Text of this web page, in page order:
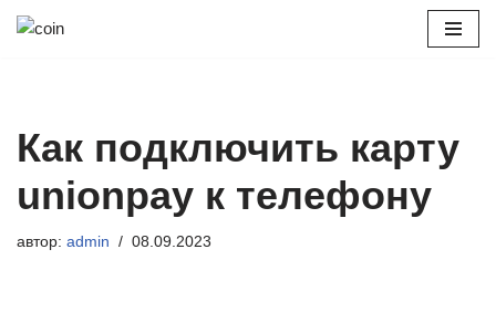
Как подключить карту
unionpay к телефону
автор: admin 08.09.2023